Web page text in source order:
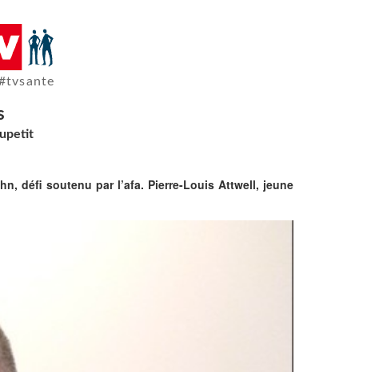
défi soutenu par l’afa. Pierre-Louis Attwell, jeune